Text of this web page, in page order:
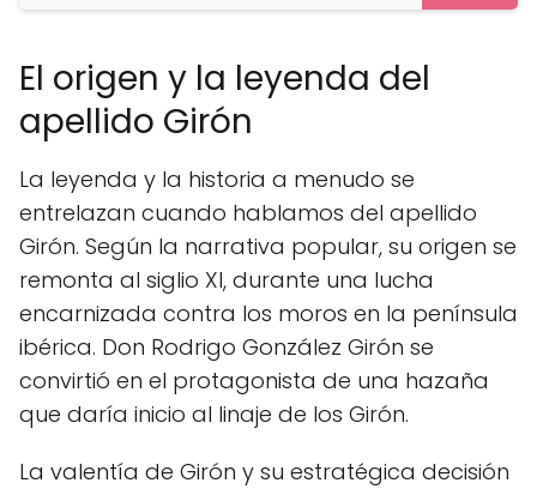
El origen y la leyenda del
apellido Girón
La leyenda y la historia a menudo se
entrelazan cuando hablamos del apellido
Girón. Según la narrativa popular, su origen se
remonta al siglio XI, durante una lucha
encarnizada contra los moros en la península
ibérica. Don Rodrigo González Girón se
convirtió en el protagonista de una hazaña
que daría inicio al linaje de los Girón.
La valentía de Girón y su estratégica decisión